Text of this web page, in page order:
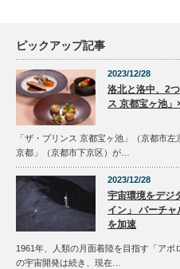
ピックアップ記事
2023/12/28
洛北と洛中、2
ス 京都宝ヶ池」
「ザ・プリンス 京都宝ヶ池」（京都市
京都」（京都市下京区）が…
2023/12/28
宇宙環境をデジ
イン」 バーチ
を加速
1961年、人類の月面着陸を目指す「ア
の宇宙開発は続き、現在…